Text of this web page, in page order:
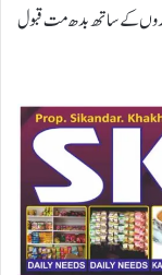
زیادہ پیروکاروں کے ساتھ بدھ مت قبول